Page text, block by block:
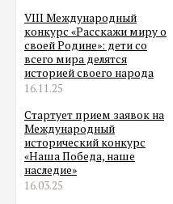
VIII Международный
конкурс «Расскажи миру о
своей Родине»: дети со
всего мира делятся
историей своего народа
16.11.25
Стартует прием заявок на
Международный
исторический конкурс
«Наша Победа, наше
наследие»
16.03.25